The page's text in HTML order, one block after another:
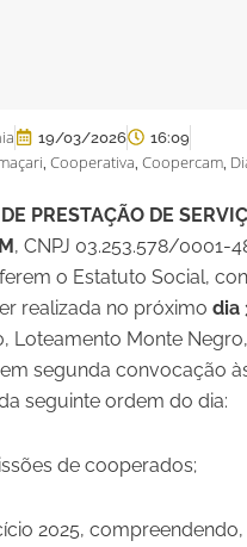
19/03/2026
16:09
Cooperativa Coopercam
PRESTAÇÃO DE
, CNPJ 03.253.578/0001-
o Estatuto Social,
realizada no próximo dia
Loteamento Monte
segunda convocação
seguinte ordem do dia:
de cooperados;
2025,